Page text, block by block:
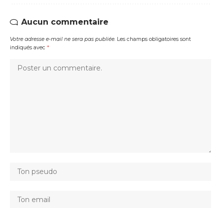
Aucun commentaire
Votre adresse e-mail ne sera pas publiée. Les champs obligatoires sont
indiqués avec *